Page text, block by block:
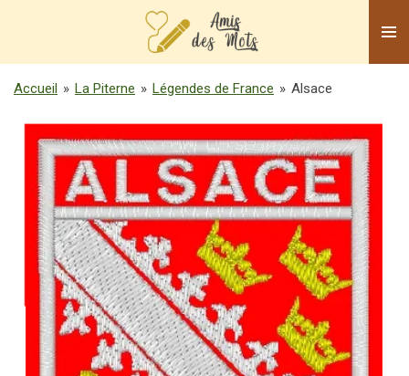
contenu
principal
Accueil » La Piterne » Légendes de France » Alsace